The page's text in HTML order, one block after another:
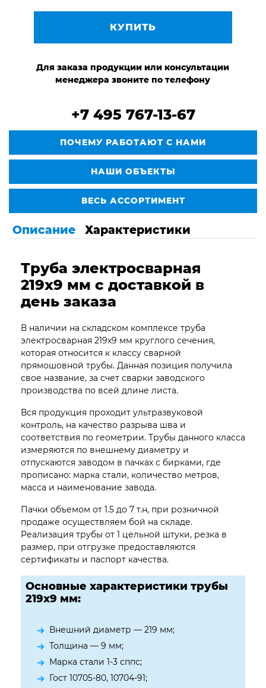
КУПИТЬ
Для заказа продукции или консультации
менеджера звоните по телефону
+7 495 767-13-67
ПОЧЕМУ РАБОТАЮТ С НАМИ
НАШИ ОБЪЕКТЫ
ВЕСЬ АССОРТИМЕНТ
Описание Характеристики
Труба электросварная
219х9 мм с доставкой в
день заказа
В наличии на складском комплексе труба
электросварная 219х9 мм круглого сечения,
которая относится к классу сварной
прямошовной трубы. Данная позиция получила
свое название, за счет сварки заводского
производства по всей длине листа.
Вся продукция проходит ультразвуковой
контроль, на качество разрыва шва и
соответствия по геометрии. Трубы данного класса
измеряются по внешнему диаметру и
отпускаются заводом в пачках с бирками, где
прописано: марка стали, количество метров,
масса и наименование завода.
Пачки объемом от 1.5 до 7 т.н, при розничной
продаже осуществляем бой на складе.
Реализация трубы от 1 цельной штуки, резка в
размер, при отгрузке предоставляются
сертификаты и паспорт качества.
Основные характеристики трубы
219х9 мм:
Внешний диаметр — 219 мм;
Толщина — 9 мм;
Марка стали 1-3 сппс;
Гост 10705-80, 10704-91;